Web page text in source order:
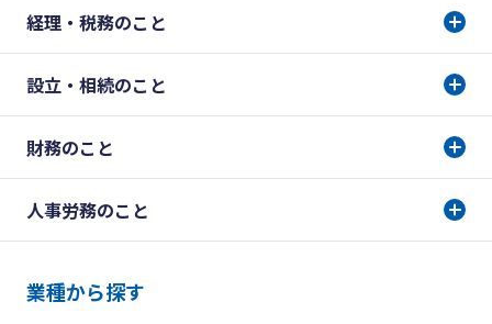
経理・税務のこと
設立・相続のこと
財務のこと
人事労務のこと
業種から探す